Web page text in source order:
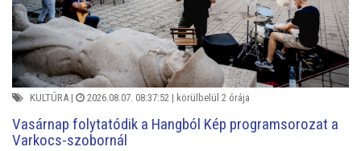
KULTÚRA | 2026.08.07. 08:37:52 | körülbelül 2 órája
Vasárnap folytatódik a Hangból Kép programsorozat a
Varkocs-szobornál